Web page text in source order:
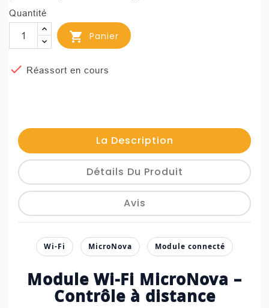
Quantité
 Panier
 Réassort en cours
La Description
Détails Du Produit
Avis
Wi-Fi MicroNova Module connecté
Module Wi-Fi MicroNova –
Contrôle à distance